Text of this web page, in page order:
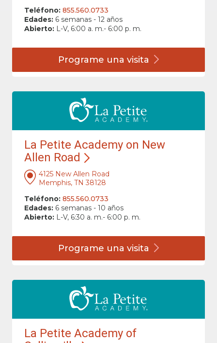
Teléfono: 855.560.0733
Edades: 6 semanas - 12 años
Abierto: L-V, 6:00 a. m.- 6:00 p. m.
Programe una visita
La Petite Academy on New
Allen Road
4125 New Allen Road
Memphis, TN 38128
Teléfono: 855.560.0733
Edades: 6 semanas - 10 años
Abierto: L-V, 6:30 a. m.- 6:00 p. m.
Programe una visita
La Petite Academy of